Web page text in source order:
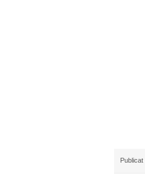
Publicat